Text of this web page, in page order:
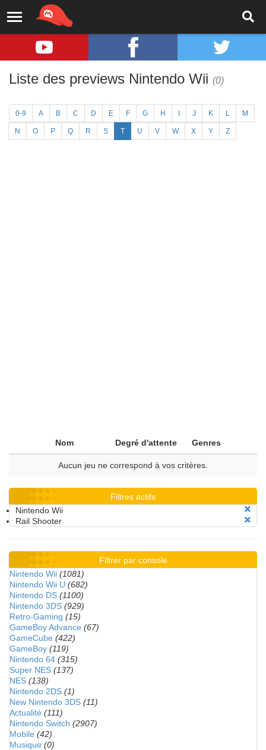
Liste des previews Nintendo Wii (0)
0-9 A B C D E F G H J K L M
N O P Q R S T U V W X Y Z
Nom Degré d'attente Genres
Aucun jeu ne correspond à vos critères.
Filtres actifs
Nintendo Wii
Rail Shooter
Filtrer par console
Nintendo Wii (1081)
Nintendo Wii U (682)
Nintendo DS (1100)
Nintendo 3DS (929)
Retro-Gaming (15)
GameBoy Advance (67)
GameCube (422)
GameBoy (119)
Nintendo 64 (315)
Super NES (137)
NES (138)
Nintendo 2DS (1)
New Nintendo 3DS (11)
Actualité (111)
Nintendo Switch (2907)
Mobile (42)
Musique (0)